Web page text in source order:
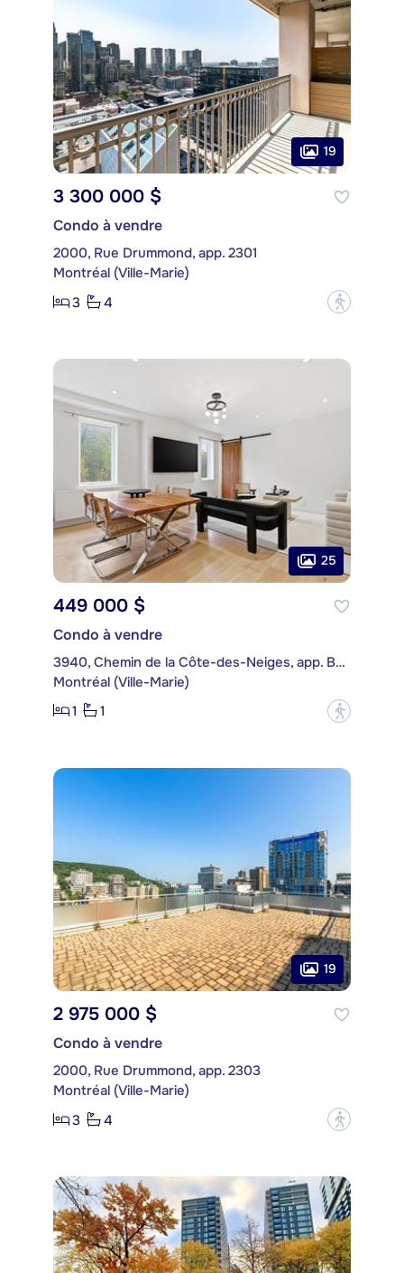
19
3 300 000 $
Condo à vendre
2000, Rue Drummond, app. 2301
Montréal (Ville-Marie)
3
4 ?
25
449 000 $
Condo à vendre
3940, Chemin de la Côte-des-Neiges, app. B35
Montréal (Ville-Marie)
1
1 ?
19
2 975 000 $
Condo à vendre
2000, Rue Drummond, app. 2303
Montréal (Ville-Marie)
3
4 ?